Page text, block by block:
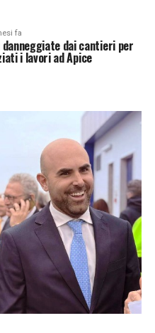
fa
dai cantieri per
i lavori ad Apice